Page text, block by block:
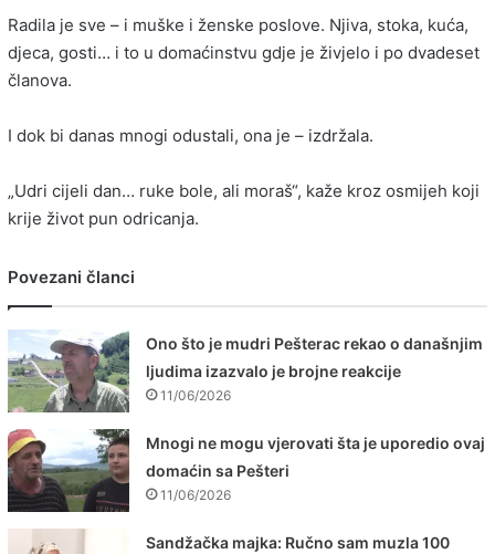
Radila je sve – i muške i ženske poslove. Njiva, stoka, kuća,
djeca, gosti… i to u domaćinstvu gdje je živjelo i po dvadeset
članova.
I dok bi danas mnogi odustali, ona je – izdržala.
„Udri cijeli dan… ruke bole, ali moraš“, kaže kroz osmijeh koji
krije život pun odricanja.
Povezani članci
Ono što je mudri Pešterac rekao o današnjim
ljudima izazvalo je brojne reakcije
11/06/2026
Mnogi ne mogu vjerovati šta je uporedio ovaj
domaćin sa Pešteri
11/06/2026
Sandžačka majka: Ručno sam muzla 100